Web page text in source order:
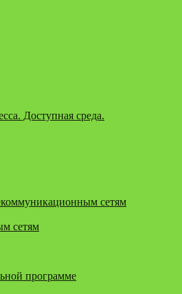
Доступная среда.
сетям
сетям
программе